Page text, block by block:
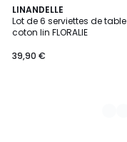
LINANDELLE
Lot de 6 serviettes de table
coton lin FLORALIE
39,90 €
2
Couleurs